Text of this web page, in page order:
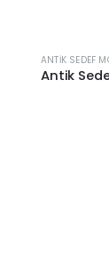
ANTIK SEDEF
Antik